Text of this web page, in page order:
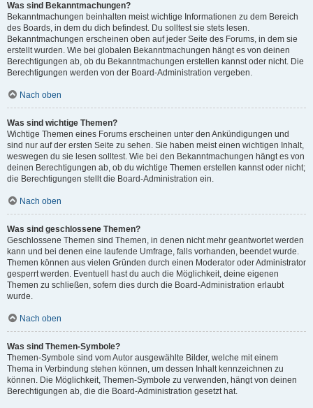
Was sind Bekanntmachungen?
Bekanntmachungen beinhalten meist wichtige Informationen zu dem Bereich
des Boards, in dem du dich befindest. Du solltest sie stets lesen.
Bekanntmachungen erscheinen oben auf jeder Seite des Forums, in dem sie
erstellt wurden. Wie bei globalen Bekanntmachungen hängt es von deinen
Berechtigungen ab, ob du Bekanntmachungen erstellen kannst oder nicht. Die
Berechtigungen werden von der Board-Administration vergeben.
Nach oben
Was sind wichtige Themen?
Wichtige Themen eines Forums erscheinen unter den Ankündigungen und
sind nur auf der ersten Seite zu sehen. Sie haben meist einen wichtigen Inhalt,
weswegen du sie lesen solltest. Wie bei den Bekanntmachungen hängt es von
deinen Berechtigungen ab, ob du wichtige Themen erstellen kannst oder nicht;
die Berechtigungen stellt die Board-Administration ein.
Nach oben
Was sind geschlossene Themen?
Geschlossene Themen sind Themen, in denen nicht mehr geantwortet werden
kann und bei denen eine laufende Umfrage, falls vorhanden, beendet wurde.
Themen können aus vielen Gründen durch einen Moderator oder Administrator
gesperrt werden. Eventuell hast du auch die Möglichkeit, deine eigenen
Themen zu schließen, sofern dies durch die Board-Administration erlaubt
wurde.
Nach oben
Was sind Themen-Symbole?
Themen-Symbole sind vom Autor ausgewählte Bilder, welche mit einem
Thema in Verbindung stehen können, um dessen Inhalt kennzeichnen zu
können. Die Möglichkeit, Themen-Symbole zu verwenden, hängt von deinen
Berechtigungen ab, die die Board-Administration gesetzt hat.